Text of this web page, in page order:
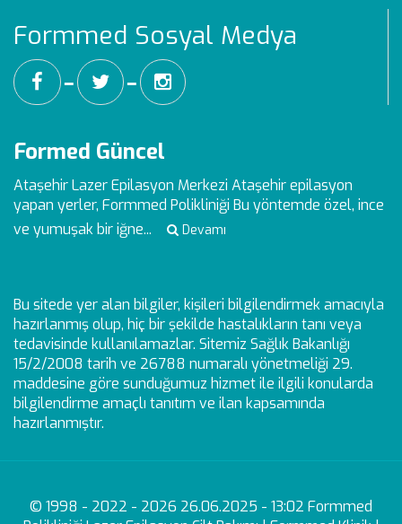
Formmed Sosyal Medya
━ ━
Formed Güncel
Ataşehir Lazer Epilasyon Merkezi Ataşehir epilasyon
yapan yerler, Formmed Polikliniği Bu yöntemde özel, ince
ve yumuşak bir iğne...
Devamı
Bu sitede yer alan bilgiler, kişileri bilgilendirmek amacıyla
hazırlanmış olup, hiç bir şekilde hastalıkların tanı veya
tedavisinde kullanılamazlar. Sitemiz Sağlık Bakanlığı
15/2/2008 tarih ve 26788 numaralı yönetmeliği 29.
maddesine göre sunduğumuz hizmet ile ilgili konularda
bilgilendirme amaçlı tanıtım ve ilan kapsamında
hazırlanmıştır.
© 1998 - 2022 - 2026 26.06.2025 - 13:02 Formmed